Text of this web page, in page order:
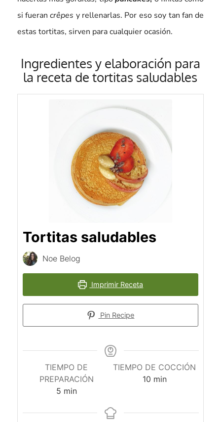
si fuerancrêpes y rellenarlas. Por eso soy tan fan de
estas tortitas, sirven para cualquier ocasión.
Ingredientes y elaboración para
la receta de tortitas saludables
Tortitas saludables
Noe Belog
Imprimir Receta
Pin Recipe
TIEMPO DE
PREPARACIÓN
5minutos
min
TIEMPO DE COCCIÓN
10minutos
min